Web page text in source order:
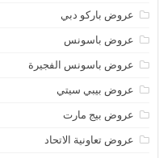
عروض باركو دبي
عروض باسونس
عروض باسونس الفجيرة
عروض بيبي سيتي
عروض بيج مارت
عروض تعاونية الاتحاد